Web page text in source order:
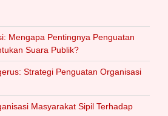
Mengapa Pentingnya Penguatan
Suara Publik?
Strategi Penguatan Organisasi
Masyarakat Sipil Terhadap